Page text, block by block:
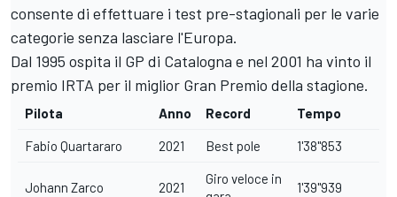
consente di effettuare i test pre-stagionali per le varie
categorie senza lasciare l'Europa.
Dal 1995 ospita il GP di Catalogna e nel 2001 ha vinto il
premio IRTA per il miglior Gran Premio della stagione.
Pilota Anno Record Tempo
Fabio Quartararo 2021 Best pole 1'38"853
Johann Zarco 2021
Giro veloce in
1'39"939